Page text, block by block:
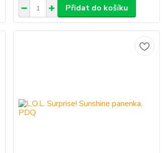
Přidat do košíku